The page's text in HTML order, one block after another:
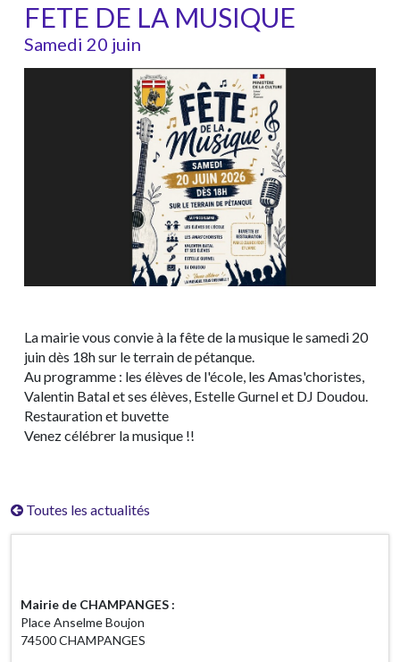
FETE DE LA MUSIQUE
Samedi 20 juin
La mairie vous convie à la fête de la musique le samedi 20
juin dès 18h sur le terrain de pétanque.
Au programme : les élèves de l'école, les Amas'choristes,
Valentin Batal et ses élèves, Estelle Gurnel et DJ Doudou.
Restauration et buvette
Venez célébrer la musique !!
Toutes les actualités
Mairie de CHAMPANGES :
Place Anselme Boujon
74500 CHAMPANGES